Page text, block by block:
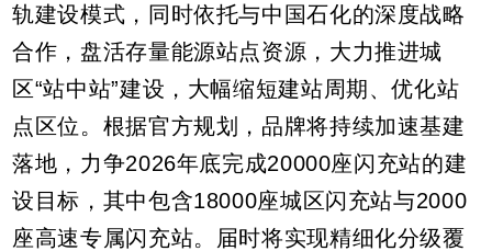
轨建设模式，同时依托与中国石化的深度战略
合作，盘活存量能源站点资源，大力推进城
区“站中站”建设，大幅缩短建站周期、优化站
点区位。根据官方规划，品牌将持续加速基建
落地，力争2026年底完成20000座闪充站的建
设目标，其中包含18000座城区闪充站与2000
座高速专属闪充站。届时将实现精细化分级覆